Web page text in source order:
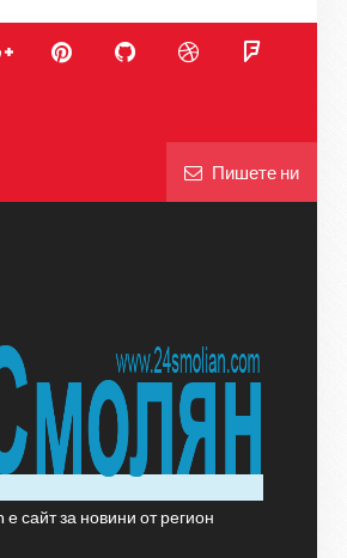
Пишете ни
е сайт за новини от регион